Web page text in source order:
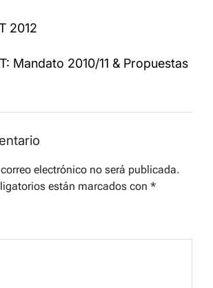
2012
Mandato 2010/11 & Propuestas
electrónico no será publicada.
están marcados con *